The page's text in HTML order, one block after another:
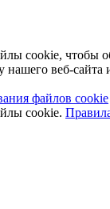
cookie, чтобы
веб-сайта
файлов cookie
cookie.